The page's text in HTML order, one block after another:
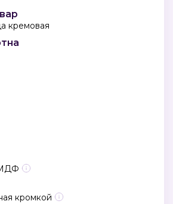
кремовая
кромкой